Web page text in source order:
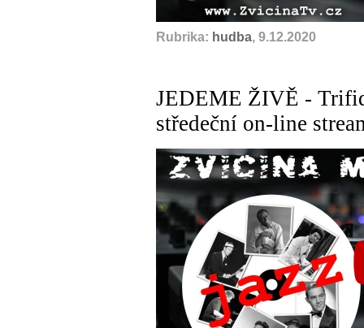
Rubrika: hudba, 9.12.2020
JEDEME ŽIVĚ -
středeční on-line